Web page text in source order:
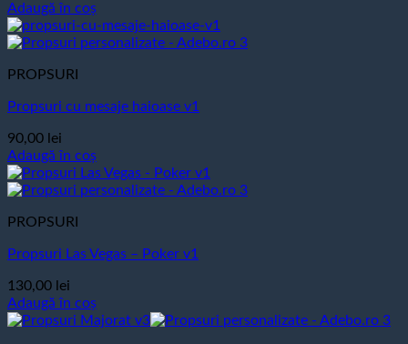
Adaugă în coș
PROPSURI
Propsuri cu mesaje haioase v1
90,00 lei
Adaugă în coș
PROPSURI
Propsuri Las Vegas – Poker v1
130,00 lei
Adaugă în coș